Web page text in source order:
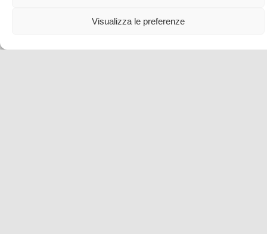
Visualizza le preferenze